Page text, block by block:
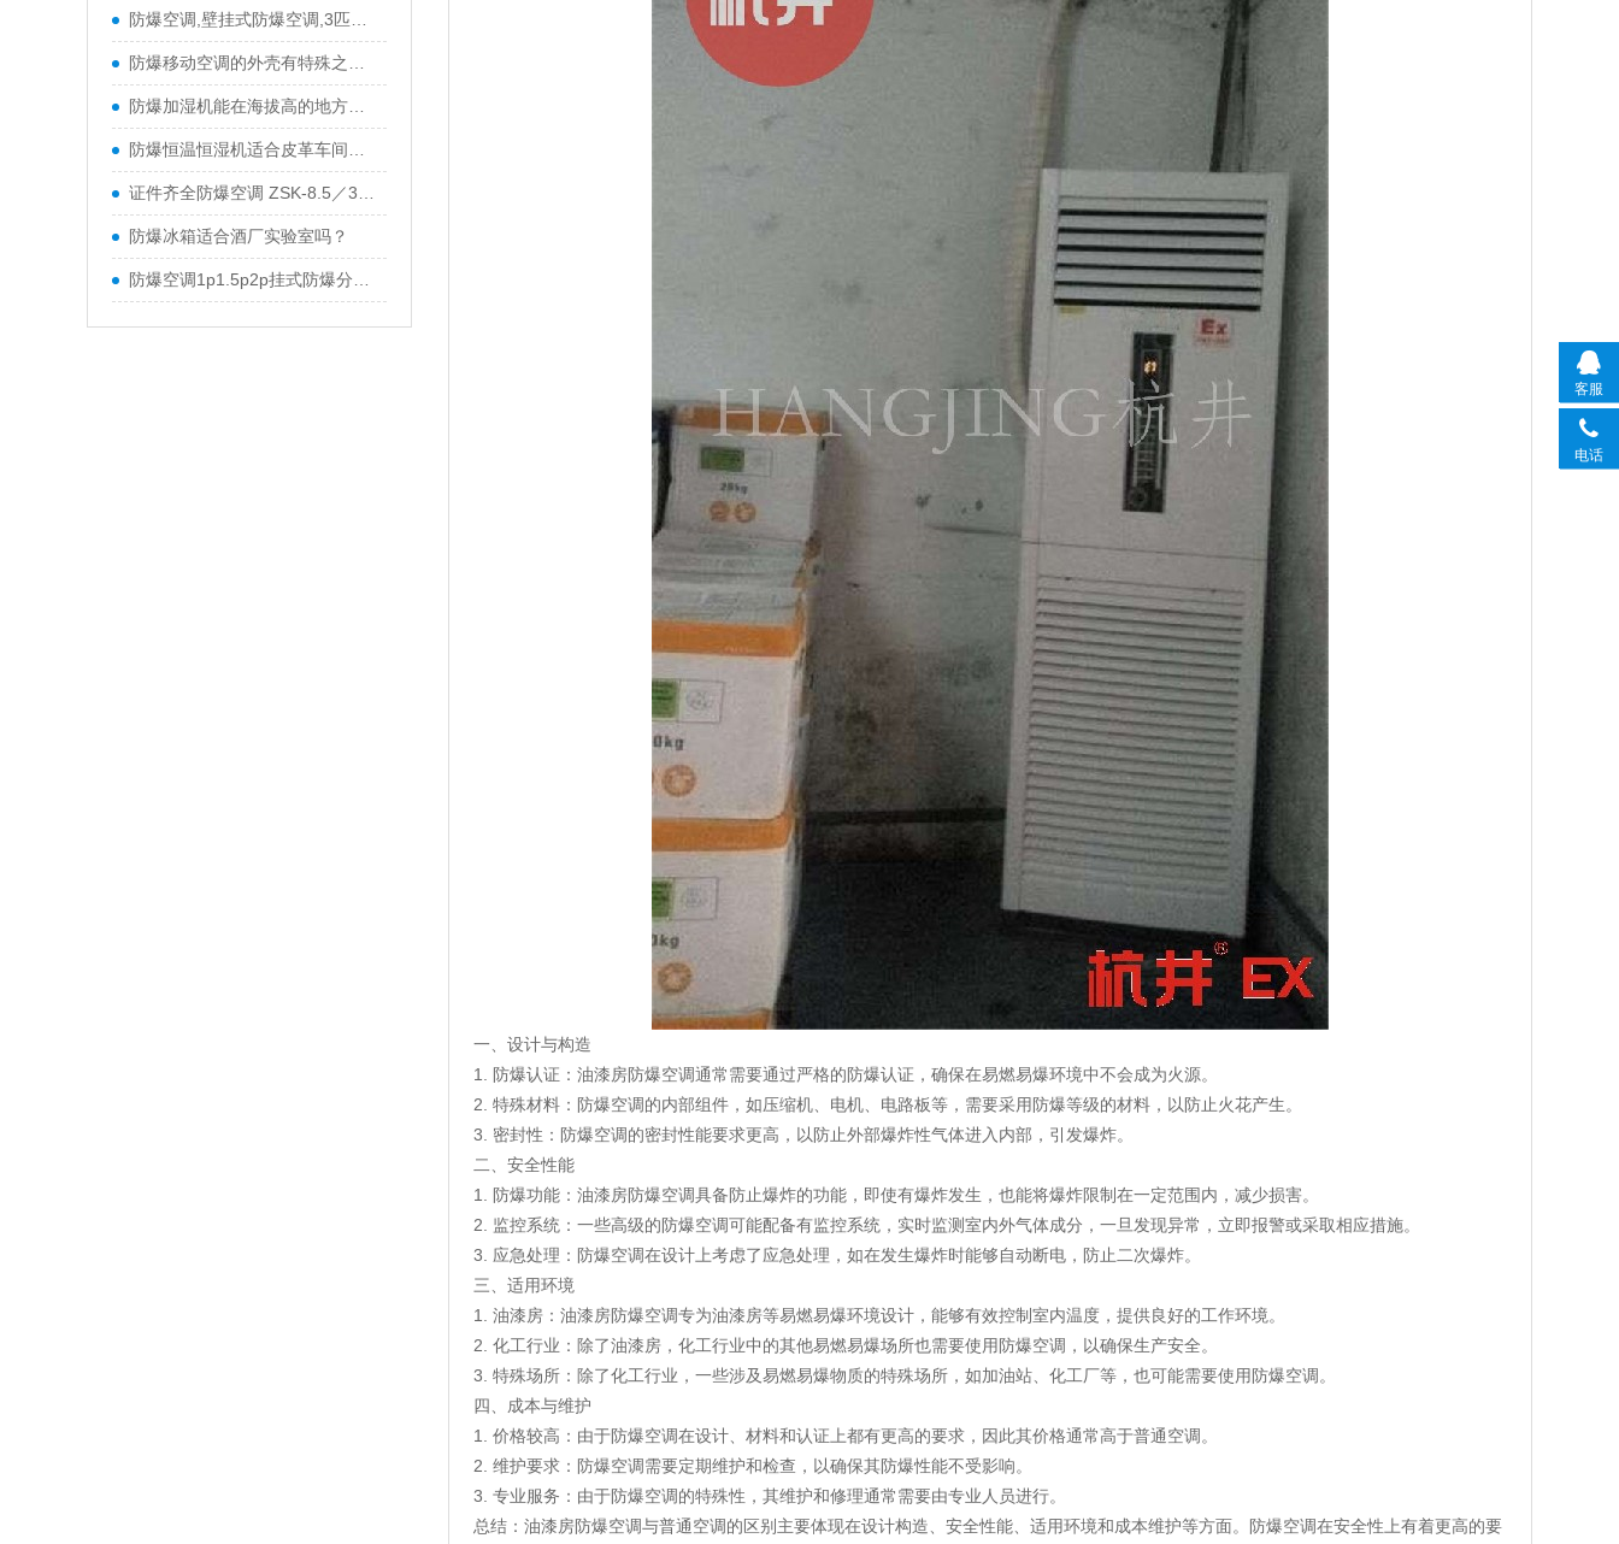
防爆空调,壁挂式防爆空调,3匹防爆空调,化工厂防爆空调
防爆移动空调的外壳有特殊之处？
防爆加湿机能在海拔高的地方用吗？
防爆恒温恒湿机适合皮革车间吗？
证件齐全防爆空调 ZSK-8.5／380防爆空调 特价促销中
防爆冰箱适合酒厂实验室吗？
防爆空调1p1.5p2p挂式防爆分体空调防爆柜机
一、设计与构造
1. 防爆认证：油漆房防爆空调通常需要通过严格的防爆认证，确保在易燃易爆环境中不会成为火源。
2. 特殊材料：防爆空调的内部组件，如压缩机、电机、电路板等，需要采用防爆等级的材料，以防止火花产生。
3. 密封性：防爆空调的密封性能要求更高，以防止外部爆炸性气体进入内部，引发爆炸。
二、安全性能
1. 防爆功能：油漆房防爆空调具备防止爆炸的功能，即使有爆炸发生，也能将爆炸限制在一定范围内，减少损害。
2. 监控系统：一些高级的防爆空调可能配备有监控系统，实时监测室内外气体成分，一旦发现异常，立即报警或采取相应措施。
3. 应急处理：防爆空调在设计上考虑了应急处理，如在发生爆炸时能够自动断电，防止二次爆炸。
三、适用环境
1. 油漆房：油漆房防爆空调专为油漆房等易燃易爆环境设计，能够有效控制室内温度，提供良好的工作环境。
2. 化工行业：除了油漆房，化工行业中的其他易燃易爆场所也需要使用防爆空调，以确保生产安全。
3. 特殊场所：除了化工行业，一些涉及易燃易爆物质的特殊场所，如加油站、化工厂等，也可能需要使用防爆空调。
四、成本与维护
1. 价格较高：由于防爆空调在设计、材料和认证上都有更高的要求，因此其价格通常高于普通空调。
2. 维护要求：防爆空调需要定期维护和检查，以确保其防爆性能不受影响。
3. 专业服务：由于防爆空调的特殊性，其维护和修理通常需要由专业人员进行。
总结：油漆房防爆空调与普通空调的区别主要体现在设计构造、安全性能、适用环境和成本维护等方面。防爆空调在安全性上有着更高的要
客服
电话